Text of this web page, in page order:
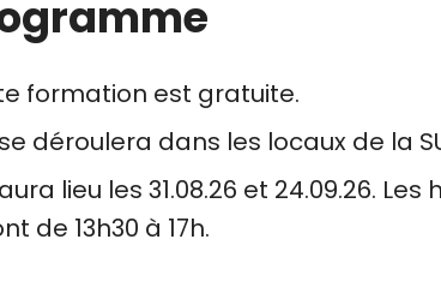
formation est gratuite.
déroulera dans les locaux de la
lieu les 31.08.26 et 24.09.26.
de 13h30 à 17h.